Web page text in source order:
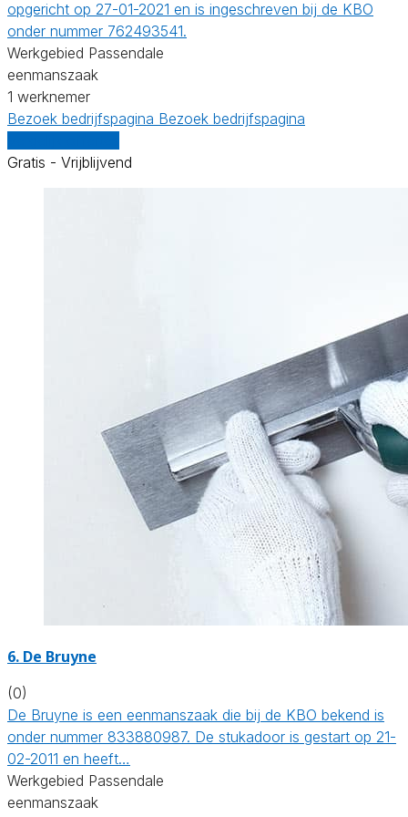
opgericht op 27-01-2021 en is ingeschreven bij de KBO
onder nummer 762493541.
Werkgebied Passendale
eenmanszaak
1 werknemer
Bezoek bedrijfspagina Bezoek bedrijfspagina
Gratis - Vrijblijvend
6. De Bruyne
(0)
De Bruyne is een eenmanszaak die bij de KBO bekend is
onder nummer 833880987. De stukadoor is gestart op 21-
02-2011 en heeft…
Werkgebied Passendale
eenmanszaak